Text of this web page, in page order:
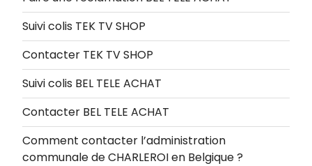
Suivi colis TEK TV SHOP
Contacter TEK TV SHOP
Suivi colis BEL TELE ACHAT
Contacter BEL TELE ACHAT
Comment contacter l’administration
communale de CHARLEROI en Belgique ?